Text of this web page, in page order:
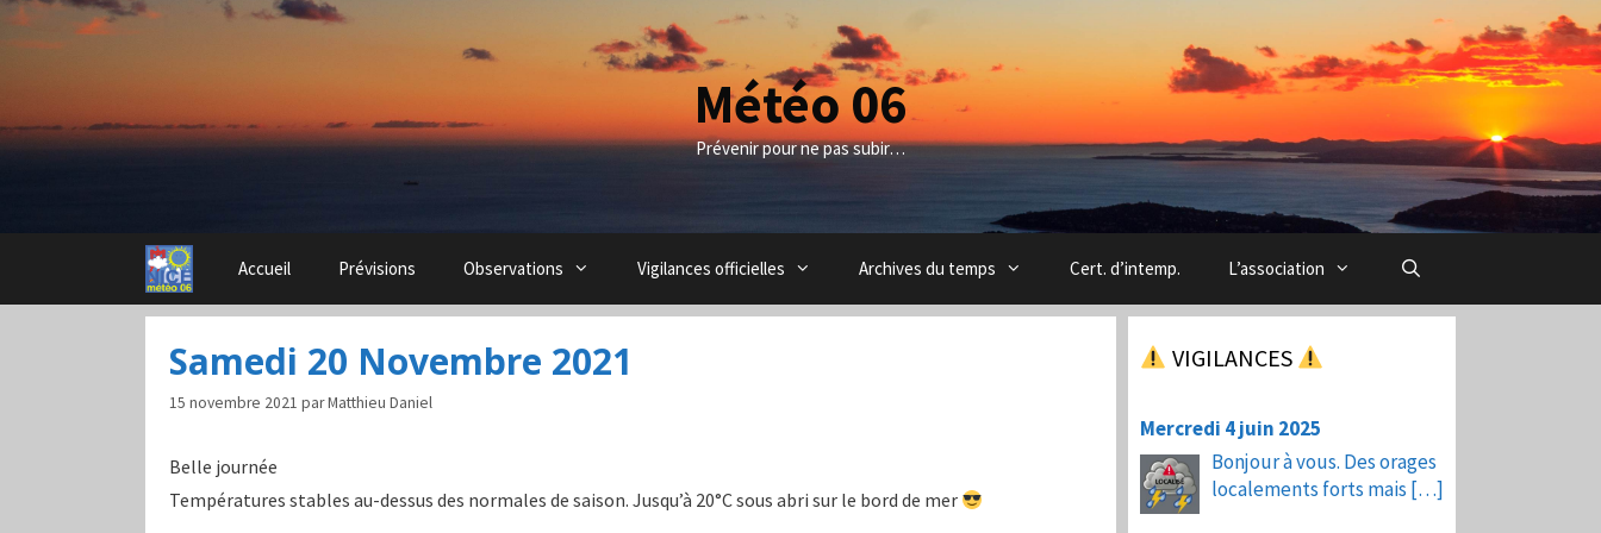
Aller
Météo 06
Prévenir pour ne pas subir…
Accueil Prévisions Observations Vigilances officielles Archives du temps Cert. d’intemp. L’association
Samedi 20 Novembre 2021
15 novembre 2021 parMatthieu Daniel
Belle journée
Températures stables au-dessus des normales de saison. Jusqu’à 20°C sous abri sur le bord de mer
VIGILANCES
Mercredi 4 juin 2025
Bonjour à vous. Des orages
localements forts mais […]